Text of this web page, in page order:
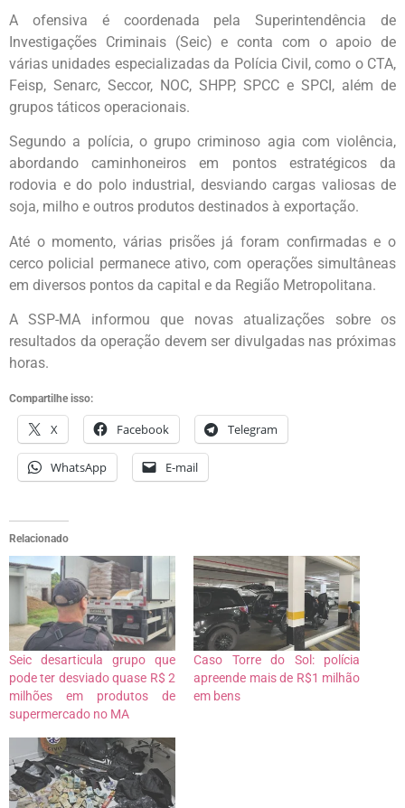
A ofensiva é coordenada pela Superintendência de
Investigações Criminais (Seic) e conta com o apoio de
várias unidades especializadas da Polícia Civil, como o CTA,
Feisp, Senarc, Seccor, NOC, SHPP, SPCC e SPCI, além de
grupos táticos operacionais.
Segundo a polícia, o grupo criminoso agia com violência,
abordando caminhoneiros em pontos estratégicos da
rodovia e do polo industrial, desviando cargas valiosas de
soja, milho e outros produtos destinados à exportação.
Até o momento, várias prisões já foram confirmadas e o
cerco policial permanece ativo, com operações simultâneas
em diversos pontos da capital e da Região Metropolitana.
A SSP-MA informou que novas atualizações sobre os
resultados da operação devem ser divulgadas nas próximas
horas.
Compartilhe isso:
X Facebook Telegram
WhatsApp E-mail
Relacionado
Seic desarticula grupo que
pode ter desviado quase R$ 2
milhões em produtos de
supermercado no MA
Caso Torre do Sol: polícia
apreende mais de R$1 milhão
em bens